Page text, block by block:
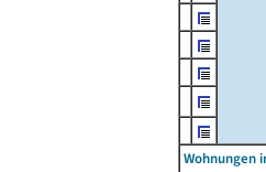
Wohnungen